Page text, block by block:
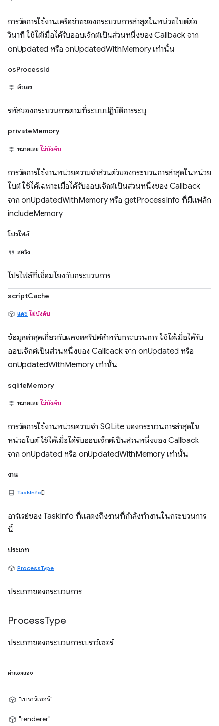
การวัดการใช้งานเครือข่ายของกระบวนการล่าสุดในหน่วยไบต์ต่อ
วินาที ใช้ได้เมื่อได้รับออบเจ็กต์เป็นส่วนหนึ่งของ Callback จาก
onUpdated หรือ onUpdatedWithMemory เท่านั้น
osProcessId
ตัวเลข
รหัสของกระบวนการตามที่ระบบปฏิบัติการระบุ
privateMemory
หมายเลข ไม่บังคับ
การวัดการใช้งานหน่วยความจำส่วนตัวของกระบวนการล่าสุดในหน่วย
ไบต์ ใช้ได้เฉพาะเมื่อได้รับออบเจ็กต์เป็นส่วนหนึ่งของ Callback
จาก onUpdatedWithMemory หรือ getProcessInfo ที่มีแฟล็ก
includeMemory
โปรไฟล์
สตริง
โปรไฟล์ที่เชื่อมโยงกับกระบวนการ
scriptCache
แคช ไม่บังคับ
ข้อมูลล่าสุดเกี่ยวกับแคชสคริปต์สำหรับกระบวนการ ใช้ได้เมื่อได้รับ
ออบเจ็กต์เป็นส่วนหนึ่งของ Callback จาก onUpdated หรือ
onUpdatedWithMemory เท่านั้น
sqliteMemory
หมายเลข ไม่บังคับ
การวัดการใช้งานหน่วยความจำ SQLite ของกระบวนการล่าสุดใน
หน่วยไบต์ ใช้ได้เมื่อได้รับออบเจ็กต์เป็นส่วนหนึ่งของ Callback
จาก onUpdated หรือ onUpdatedWithMemory เท่านั้น
งาน
TaskInfo[]
อาร์เรย์ของ TaskInfo ที่แสดงถึงงานที่กำลังทำงานในกระบวนการ
นี้
ประเภท
ProcessType
ประเภทของกระบวนการ
ProcessType
ประเภทของกระบวนการเบราว์เซอร์
ค่าแจกแจง
"เบราว์เซอร์"
"renderer"